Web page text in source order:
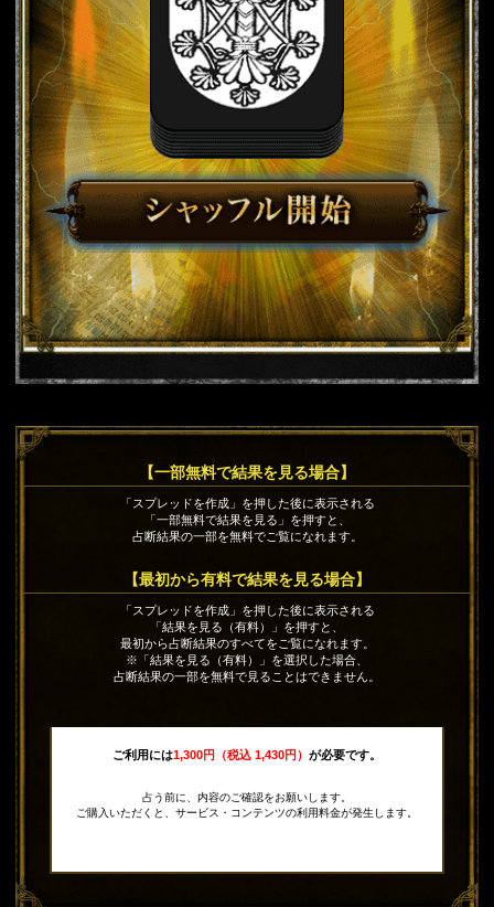
【一部無料で結果を見る場合】
「スプレッドを作成」を押した後に表示される
「一部無料で結果を見る」を押すと、
占断結果の一部を無料でご覧になれます。
【最初から有料で結果を見る場合】
「スプレッドを作成」を押した後に表示される
「結果を見る（有料）」を押すと、
最初から占断結果のすべてをご覧になれます。
※「結果を見る（有料）」を選択した場合、
占断結果の一部を無料で見ることはできません。
ご利用には1,300円（税込 1,430円） が必要です。
占う前に、内容のご確認をお願いします。
ご購入いただくと、サービス・コンテンツの利用料金が発生します。